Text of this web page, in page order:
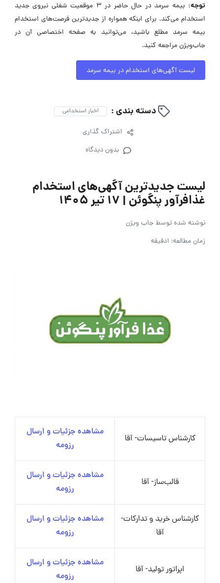
توجه:
بیمه سرمد در حال حاضر در ۳ موقعیت شغلی نیروی جدید
استخدام می‌کند. برای اینکه همواره از جدیدترین فرصت‌های استخدام
بیمه سرمد مطلع باشید، می‌توانید به صفحه اختصاصی آن در
جاب‌ویژن مراجعه کنید.
لیست آگهی‌های استخدام در بیمه سرمد
دسته بندی : اخبار استخدامی
اشتراک گذاری
بدون دیدگاه
لیست جدیدترین آگهی‌های استخدام
غذافرآور پنگوئن | ۱۷ تیر ۱۴۰۵
نوشته شده توسطجاب ویژن
زمان مطالعه: 1دقیقه
کارشناس تاسیسات- آقا
مشاهده جزئیات و ارسال
رزومه
قالب‌ساز- آقا
مشاهده جزئیات و ارسال
رزومه
کارشناس خرید و تدارکات-
آقا
مشاهده جزئیات و ارسال
رزومه
اپراتور تولید- آقا
مشاهده جزئیات و ارسال
رزومه